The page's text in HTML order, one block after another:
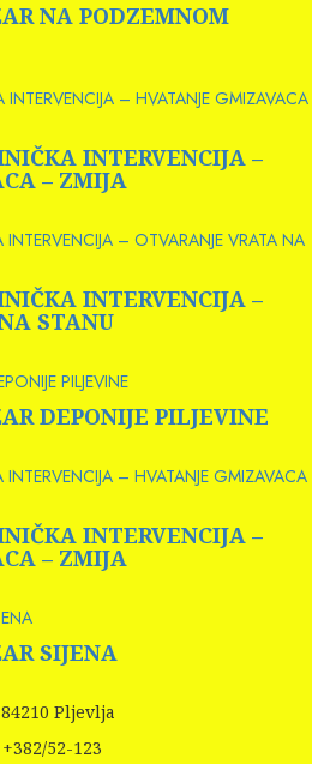
NA PODZEMNOM
– HVATANJE GMIZAVACA
INTERVENCIJA –
– ZMIJA
– OTVARANJE VRATA NA
INTERVENCIJA –
STANU
PILJEVINE
DEPONIJE PILJEVINE
– HVATANJE GMIZAVACA
INTERVENCIJA –
– ZMIJA
SIJENA
Pljevlja
52-123